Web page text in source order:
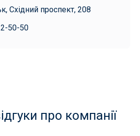
Східний проспект, 208
50-50
про компанії